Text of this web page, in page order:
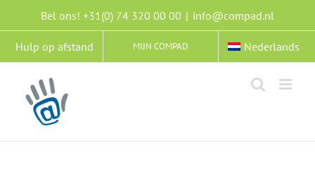
inhoud
Bel ons! +31(0) 74 320 00 00 | info@compad.nl
Hulp op afstand MIJN COMPAD Nederlands